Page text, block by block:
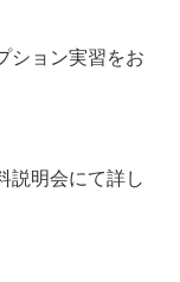
ション実習をお
説明会にて詳し